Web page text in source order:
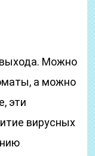
Можно
а можно
эти
вирусных